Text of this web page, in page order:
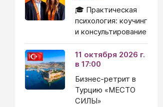
🎓 Практическая
психология: коучинг
и консультирование
11 октября 2026 г.
в 17:00
Бизнес-ретрит в
Турцию «МЕСТО
СИЛЫ»